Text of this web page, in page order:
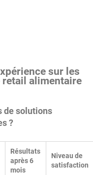
sur les
retail alimentaire
de solutions
?
Résultats
après 6
mois
Niveau de
satisfaction